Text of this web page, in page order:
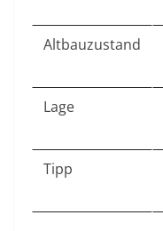
Altbauzustand
Lage
Tipp